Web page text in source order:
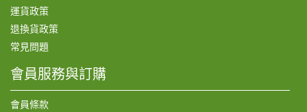
運貨政策
退換貨政策
常見問題
會員服務與訂購
會員條款